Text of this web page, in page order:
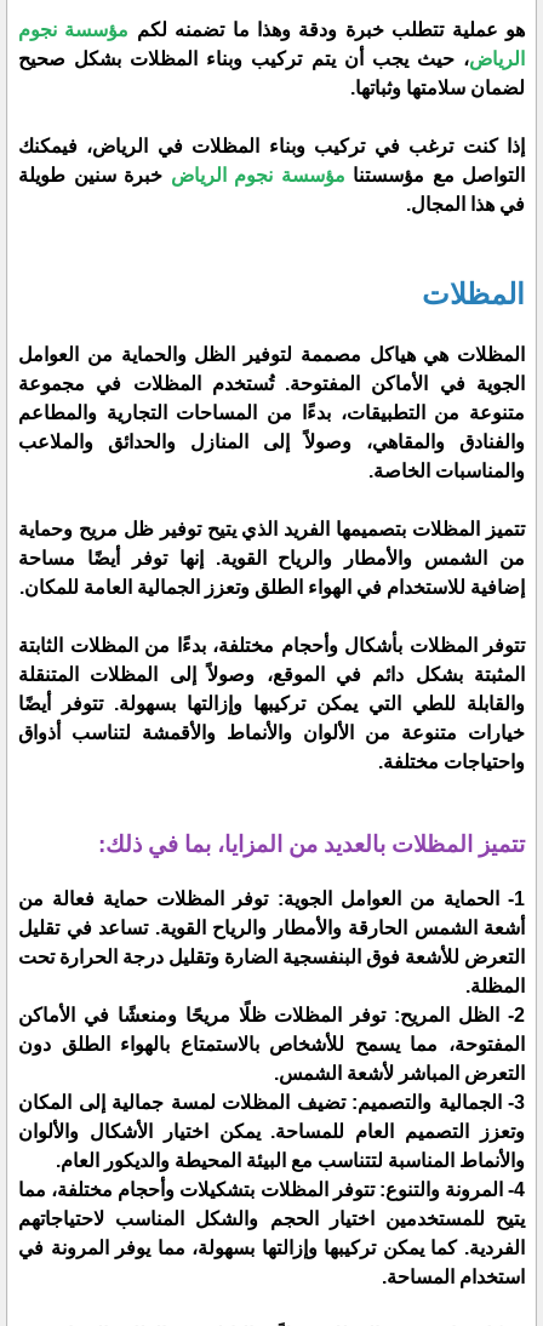
هو عملية تتطلب خبرة ودقة وهذا ما تضمنه لكم مؤسسة نجوم
الرياض، حيث يجب أن يتم تركيب وبناء المظلات بشكل صحيح
لضمان سلامتها وثباتها.
إذا كنت ترغب في تركيب وبناء المظلات في الرياض، فيمكنك
التواصل مع مؤسستنا مؤسسة نجوم الرياض خبرة سنين طويلة
في هذا المجال.
المظلات
المظلات هي هياكل مصممة لتوفير الظل والحماية من العوامل
الجوية في الأماكن المفتوحة. تُستخدم المظلات في مجموعة
متنوعة من التطبيقات، بدءًا من المساحات التجارية والمطاعم
والفنادق والمقاهي، وصولاً إلى المنازل والحدائق والملاعب
والمناسبات الخاصة.
تتميز المظلات بتصميمها الفريد الذي يتيح توفير ظل مريح وحماية
من الشمس والأمطار والرياح القوية. إنها توفر أيضًا مساحة
إضافية للاستخدام في الهواء الطلق وتعزز الجمالية العامة للمكان.
تتوفر المظلات بأشكال وأحجام مختلفة، بدءًا من المظلات الثابتة
المثبتة بشكل دائم في الموقع، وصولاً إلى المظلات المتنقلة
والقابلة للطي التي يمكن تركيبها وإزالتها بسهولة. تتوفر أيضًا
خيارات متنوعة من الألوان والأنماط والأقمشة لتناسب أذواق
واحتياجات مختلفة.
تتميز المظلات بالعديد من المزايا، بما في ذلك:
1- الحماية من العوامل الجوية: توفر المظلات حماية فعالة من
أشعة الشمس الحارقة والأمطار والرياح القوية. تساعد في تقليل
التعرض للأشعة فوق البنفسجية الضارة وتقليل درجة الحرارة تحت
المظلة.
2- الظل المريح: توفر المظلات ظلًا مريحًا ومنعشًا في الأماكن
المفتوحة، مما يسمح للأشخاص بالاستمتاع بالهواء الطلق دون
التعرض المباشر لأشعة الشمس.
3- الجمالية والتصميم: تضيف المظلات لمسة جمالية إلى المكان
وتعزز التصميم العام للمساحة. يمكن اختيار الأشكال والألوان
والأنماط المناسبة لتتناسب مع البيئة المحيطة والديكور العام.
4- المرونة والتنوع: تتوفر المظلات بتشكيلات وأحجام مختلفة، مما
يتيح للمستخدمين اختيار الحجم والشكل المناسب لاحتياجاتهم
الفردية. كما يمكن تركيبها وإزالتها بسهولة، مما يوفر المرونة في
استخدام المساحة.